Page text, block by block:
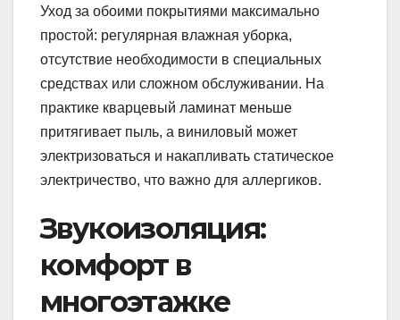
Уход за обоими покрытиями максимально
простой: регулярная влажная уборка,
отсутствие необходимости в специальных
средствах или сложном обслуживании. На
практике кварцевый ламинат меньше
притягивает пыль, а виниловый может
электризоваться и накапливать статическое
электричество, что важно для аллергиков.
Звукоизоляция:
комфорт в
многоэтажке